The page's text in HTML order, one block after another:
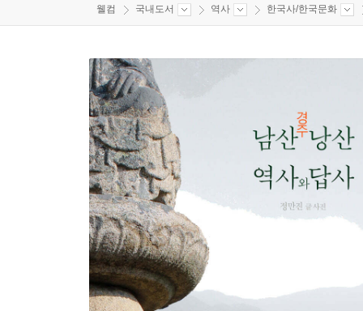
웰컴 국내도서 역사 한국사/한국문화